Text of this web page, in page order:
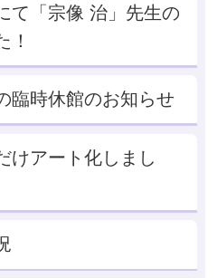
て「宗像 治」先生の
！
臨時休館のお知らせ
けアート化しまし